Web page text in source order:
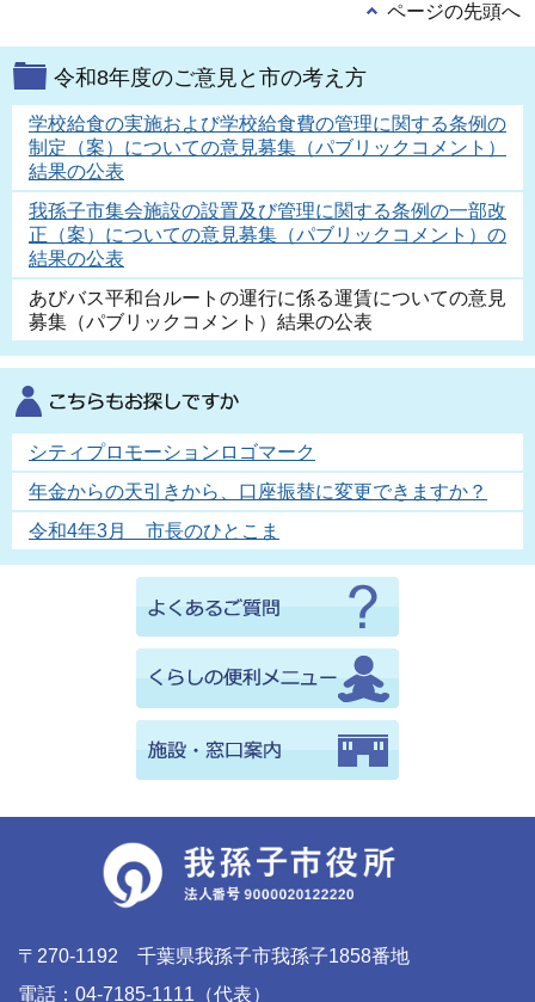
ページの先頭へ
令和8年度のご意見と市の考え方
学校給食の実施および学校給食費の管理に関する条例の
制定（案）についての意見募集（パブリックコメント）
結果の公表
我孫子市集会施設の設置及び管理に関する条例の一部改
正（案）についての意見募集（パブリックコメント）の
結果の公表
あびバス平和台ルートの運行に係る運賃についての意見
募集（パブリックコメント）結果の公表
シティプロモーションロゴマーク
年金からの天引きから、口座振替に変更できますか？
令和4年3月 市長のひとこま
〒270-1192 千葉県我孫子市我孫子1858番地
電話：04-7185-1111（代表）